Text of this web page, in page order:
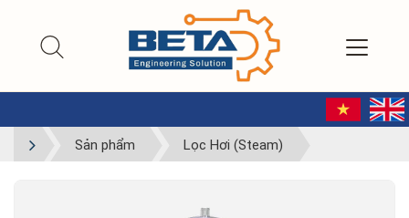
Sản phẩm Lọc Hơi (Steam)